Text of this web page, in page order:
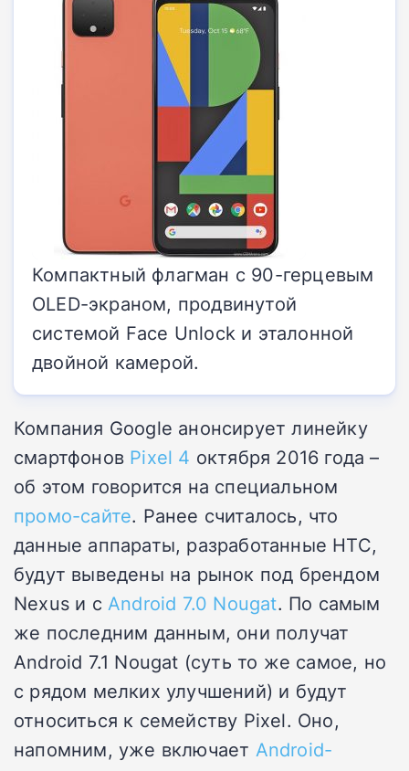
Компактный флагман с 90-герцевым
OLED-экраном, продвинутой
системой Face Unlock и эталонной
двойной камерой.
Компания Google анонсирует линейку
смартфонов Pixel 4 октября 2016 года –
об этом говорится на специальном
промо-сайте. Ранее считалось, что
данные аппараты, разработанные HTC,
будут выведены на рынок под брендом
Nexus и с Android 7.0 Nougat. По самым
же последним данным, они получат
Android 7.1 Nougat (суть то же самое, но
с рядом мелких улучшений) и будут
относиться к семейству Pixel. Оно,
напомним, уже включает Android-